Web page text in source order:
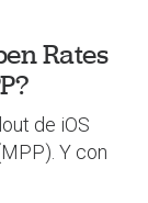
Rates
de iOS
Y con